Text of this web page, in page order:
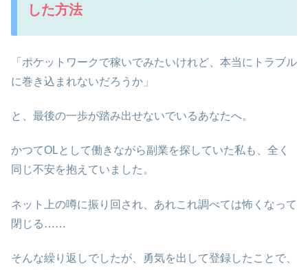
した方法
「ポケットワークで稼いでみたいけれど、本当にトラブル
に巻き込まれないだろうか」
と、最後の一歩が踏み出せないでいるあなたへ。
かつてOLとして働きながら副業を探していた私も、全く
同じ不安を抱えていました。
ネット上の噂に振り回され、あれこれ調べては怖くなって
閉じる……
そんな繰り返しでしたが、勇気を出して登録したことで、